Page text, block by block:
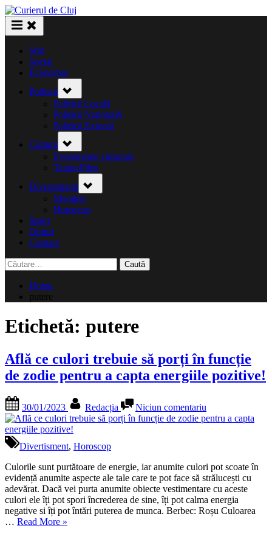
Skip
to
content
Știri
Social
Economie
Politică
sub-
menu
Politică Locală
Politică Națională
Politică Externă
Cultură
sub-
menu
Evenimente culturale
Teatru/Film
Divertisment sub-
menu
Monden
Horoscop
Sport
Opinii
Contact
Caută
după:
Home
putere
Etichetă: putere
Află ce culori trebuie să porți în funcție
de zodie pentru a capta energiile pozitive!
on
30/01/2023 Redacția Niciun comentariuAflă
ce
porți
în
funcție
de
zodie
Divertisment, Horoscop
Culorile sunt purtătoare de energie, iar anumite culori pot scoate în
evidență anumite aspecte ale tale care te pot face să strălucești cu
adevărat. Dacă vei purta anumite obiecte vestimentare cu aceste
culori ele îți pot spori încrederea de sine, îți pot calma energia
negative si îți pot întări puterea de munca. Berbec: Roșu Culoarea
… Read More„Află
»